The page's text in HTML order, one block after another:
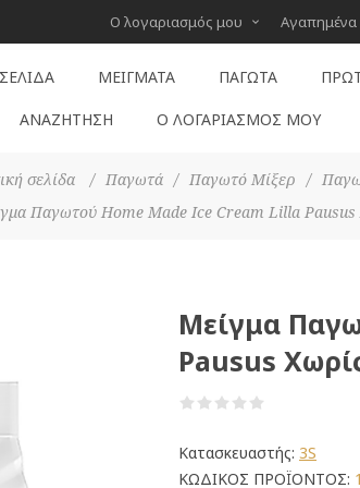
Ο λογαριασμός μου Αγαπημένα
ΜΕΊΓΜΑΤΑ ΠΑΓΩΤΆ
ΑΝΑΖΉΤΗΣΗ Ο ΛΟΓΑΡΙΑΣΜΌΣ ΜΟΥ
σελίδα / Παγωτά / Παγωτό Μίξερ /
Παγωτού Home Made Ice Cream Lilla
Μείγμα
Pausus
Κατασκευαστής: 3S
ΚΩΔΙΚΟΣ ΠΡΟΪΟΝΤΟΣ: